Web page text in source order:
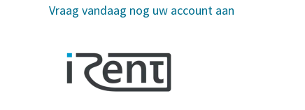
Vraag vandaag nog uw account aan